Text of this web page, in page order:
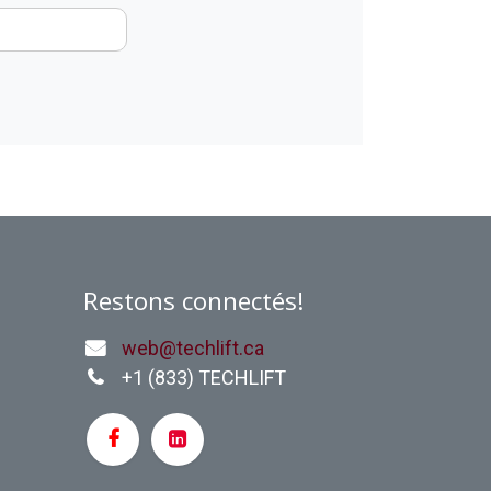
Restons connectés!
web@techlift.ca
+1 (833) TECHLIFT